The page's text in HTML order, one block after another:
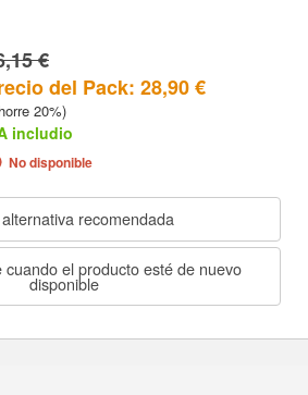
€
del Pack: 28,90 €
20%)
includio
No disponible
recomendada
cuando el producto esté de nuevo
disponible